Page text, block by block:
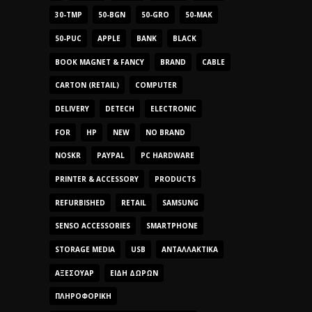
30-TMP 50-BGN 50-GRO 50-MAK
50-PUC APPLE BANK BLACK
BOOK MAGNET & FANCY BRAND CABLE
CARTON (RETAIL) COMPUTER
DELIVERY DETECH ELECTRONIC
FOR HP NEW NO BRAND
NOSKR PAYPAL PC HARDWARE
PRINTER & ACCESSORY PRODUCTS
REFURBISHED RETAIL SAMSUNG
SENSO ACCESSORIES SMARTPHONE
STORAGE MEDIA USB ΑΝΤΑΛΛΑΚΤΙΚΆ
ΑΞΕΣΟΥΆΡ ΕΊΔΗ ΔΏΡΩΝ
ΠΛΗΡΟΦΟΡΙΚΉ